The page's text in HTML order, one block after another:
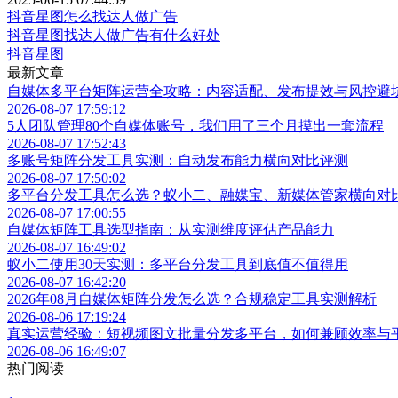
抖音星图怎么找达人做广告
抖音星图找达人做广告有什么好处
抖音星图
最新文章
自媒体多平台矩阵运营全攻略：内容适配、发布提效与风控避
2026-08-07 17:59:12
5人团队管理80个自媒体账号，我们用了三个月摸出一套流程
2026-08-07 17:52:43
多账号矩阵分发工具实测：自动发布能力横向对比评测
2026-08-07 17:50:02
多平台分发工具怎么选？蚁小二、融媒宝、新媒体管家横向对
2026-08-07 17:00:55
自媒体矩阵工具选型指南：从实测维度评估产品能力
2026-08-07 16:49:02
蚁小二使用30天实测：多平台分发工具到底值不值得用
2026-08-07 16:42:20
2026年08月自媒体矩阵分发怎么选？合规稳定工具实测解析
2026-08-06 17:19:24
真实运营经验：短视频图文批量分发多平台，如何兼顾效率与
2026-08-06 16:49:07
热门阅读